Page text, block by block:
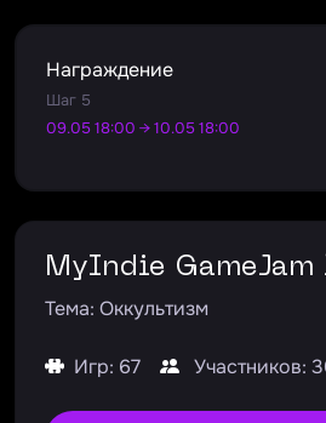
Награждение
Шаг 5
09.05 18:00 → 10.05 18:00
MyIndie
Тема: Оккультизм
Игр: 67 Участников: